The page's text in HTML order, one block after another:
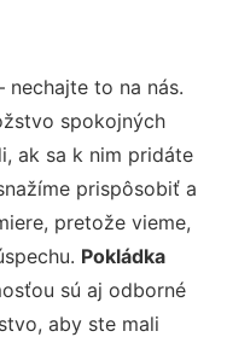
nechajte to na nás.
spokojných
ak sa k nim pridáte
prispôsobiť a
pretože vieme,
Pokládka
sú aj odborné
aby ste mali